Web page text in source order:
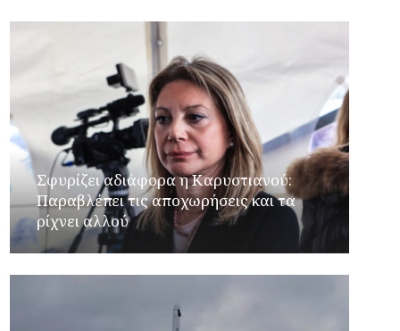
Σφυρίζει αδιάφορα η Καρυστιανού:
Παραβλέπει τις αποχωρήσεις και τα
ρίχνει αλλού